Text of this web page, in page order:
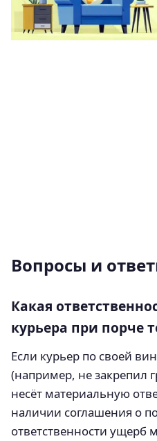
Вопросы и
Какая
курьера при порче
Если курьер по своей
(например, не закрепил
несёт материальную
наличии соглашения о
ответственности ущерб